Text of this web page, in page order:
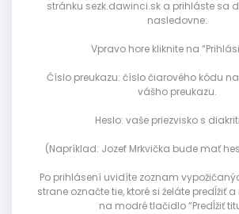
stránku sezk.dawinci.sk a prihláste sa
nasledovne:
Vpravo hore kliknite na
Číslo preukazu: číslo čiarového kódu
vášho preukazu.
Heslo: vaše priezvisko s
(Napríklad: Jozef Mrkvička bude mať
Po prihlásení uvidíte zoznam
strane označte tie, ktoré si želáte predĺžiť
na modré tlačidlo “Predĺžiť